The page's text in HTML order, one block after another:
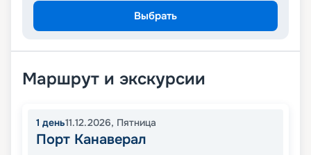
Выбрать
Маршрут и экскурсии
1 день11.12.2026, Пятница
Порт Канаверал